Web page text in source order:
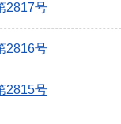
2817号
2816号
2815号